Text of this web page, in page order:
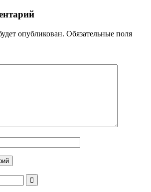
опубликован. Обязательные поля